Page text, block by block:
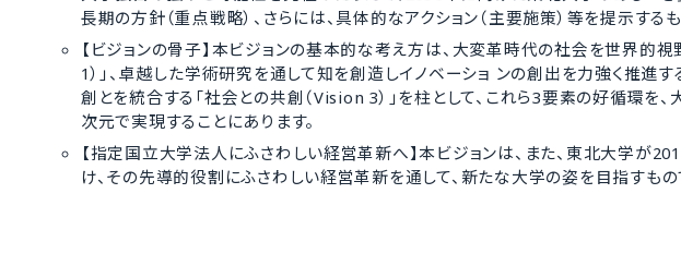
長期の方針（重点戦略）、さらには、具体的なアクション（主要施策）等を提示するも
【ビジョンの骨子】本ビジョンの基本的な考え方は、大変革時代の社会を世界的
1）」、卓越した学術研究を通して知を創造しイノベーショ ンの創出を力強く推進
創とを統合する「社会との共創（Vision 3）」を柱として、これら3要素の好循環を、
次元で実現することにあります。
【指定国立大学法人にふさわしい経営革新へ】本ビジョンは、また、東北大学が
け、その先導的役割にふさわしい経営革新を通して、新たな大学の姿を目指すもの